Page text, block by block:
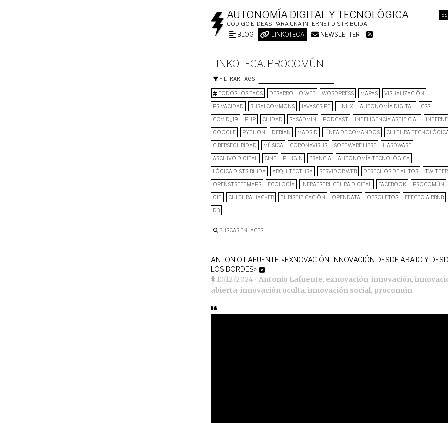
ES
AUTONOMÍA DIGITAL Y TECNOLÓGICA
CÓDIGO E IDEAS PARA UNA INTERNET DISTRIBUIDA
BLOG LINKOTECA NEWSLETTER
LINKOTECA. PROCOMÚN
FILTRAR TAGS
TODOS LOS TAGS DESARROLLO WEB WORDPRESS MAPAS VISUALIZACIÓN
PRIVACIDAD RURALCOMMONS JAVASCRIPT LINUX AUTONOMÍA DIGITAL CSS
COVID_19 PHP CIUDAD SYSADMIN PODCAST INTELIGENCIA ARTIFICIAL
GOOGLE PYTHON DEBIAN MADRID LÍNEA DE COMANDOS CULTURA
CIBERSEGURIDAD MÚSICA CORONAVIRUS SOFTWARE LIBRE HARDWARE
ARCHIVO DIGITAL CINE PLUGIN FRANCIA AUTONOMÍA TECNOLÓGICA
LÓGICA DISTRIBUIDA ARQUITECTURA SERVIDOR WEB DERECHOS DE AUTOR TWITTER
OPENSTREETMAPS ECOLOGÍA INFRAESTRUCTURA DIGITAL FACEBOOK PROCOMÚN
GIT CULTURA HACKER TURISTIFICACIÓN OPENDATA OBSOLETOS EFECTO AIRBNB
D3
BUSCAR ENLACES
ANTONIO LAFUENTE: «EXNOVACIÓN: INNOVACIÓN DESDE ABAJO Y
LOS BORDES»
10/12/2024 • Antonio Lafuente, exnovación, innovación,
abierta, innovación oculta, innovación social, procomún